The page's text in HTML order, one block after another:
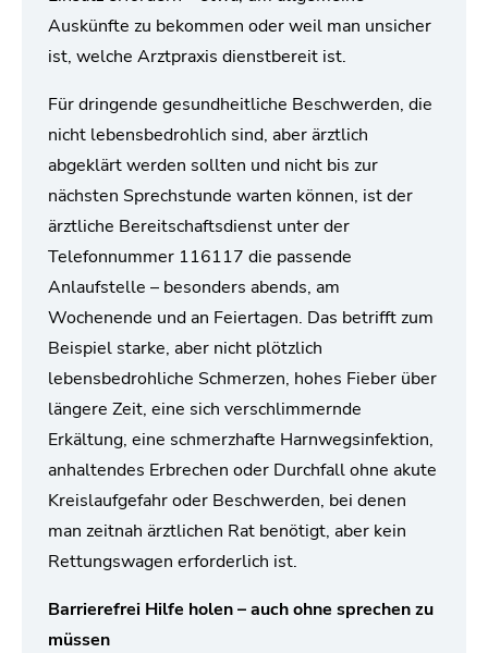
Auskünfte zu bekommen oder weil man unsicher
ist, welche Arztpraxis dienstbereit ist.
Für dringende gesundheitliche Beschwerden, die
nicht lebensbedrohlich sind, aber ärztlich
abgeklärt werden sollten und nicht bis zur
nächsten Sprechstunde warten können, ist der
ärztliche Bereitschaftsdienst unter der
Telefonnummer 116117 die passende
Anlaufstelle – besonders abends, am
Wochenende und an Feiertagen. Das betrifft zum
Beispiel starke, aber nicht plötzlich
lebensbedrohliche Schmerzen, hohes Fieber über
längere Zeit, eine sich verschlimmernde
Erkältung, eine schmerzhafte Harnwegsinfektion,
anhaltendes Erbrechen oder Durchfall ohne akute
Kreislaufgefahr oder Beschwerden, bei denen
man zeitnah ärztlichen Rat benötigt, aber kein
Rettungswagen erforderlich ist.
Barrierefrei Hilfe holen – auch ohne sprechen zu
müssen